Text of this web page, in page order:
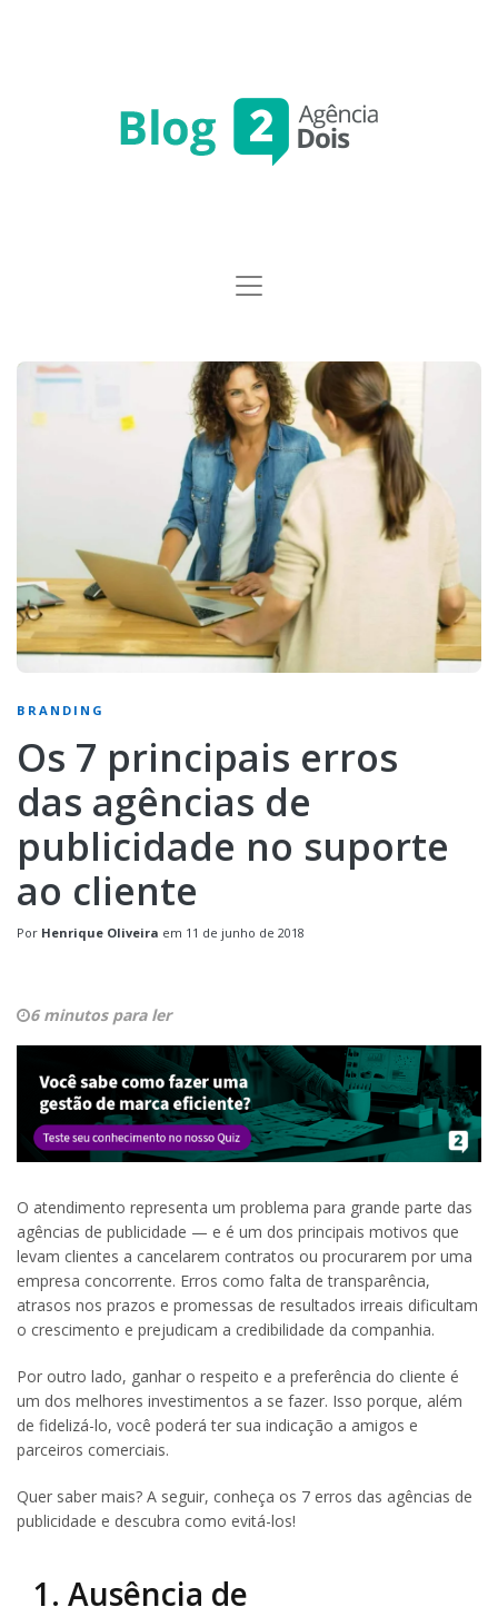
BRANDING
Os 7 principais erros
das agências de
publicidade no suporte
ao cliente
Por Henrique Oliveira em 11 de junho de 2018
6 minutos para ler
O atendimento representa um problema para grande parte das
agências de publicidade — e é um dos principais motivos que
levam clientes a cancelarem contratos ou procurarem por uma
empresa concorrente. Erros como falta de transparência,
atrasos nos prazos e promessas de resultados irreais dificultam
o crescimento e prejudicam a credibilidade da companhia.
Por outro lado, ganhar o respeito e a preferência do cliente é
um dos melhores investimentos a se fazer. Isso porque, além
de fidelizá-lo, você poderá ter sua indicação a amigos e
parceiros comerciais.
Quer saber mais? A seguir, conheça os 7 erros das agências de
publicidade e descubra como evitá-los!
1. Ausência de